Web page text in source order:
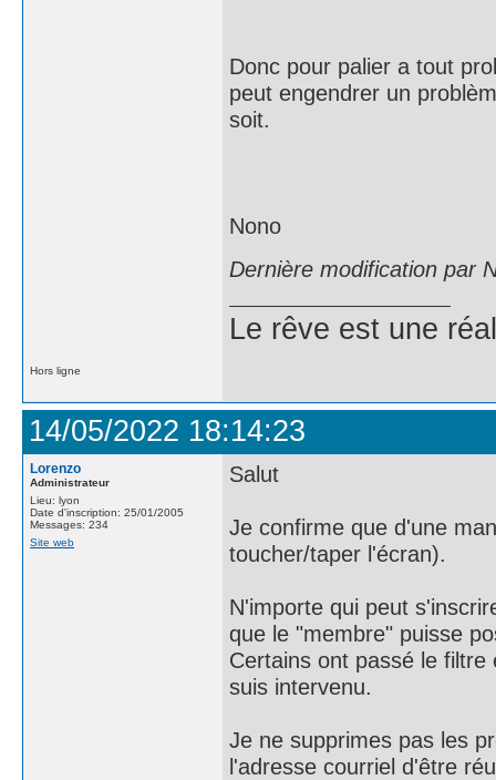
Donc pour palier a tout
peut engendrer un
soit.
Nono
Dernière modification par
Le rêve est une
Hors ligne
14/05/2022 18:14:23
Lorenzo
Administrateur
Lieu: lyon
Date d'inscription: 25/01/2005
Messages: 234
Site web
Salut
Je confirme que d'une
toucher/taper l'écran).
N'importe qui peut
que le "membre" puisse
Certains ont passé le
suis intervenu.
Je ne supprimes pas les
l'adresse courriel d'être